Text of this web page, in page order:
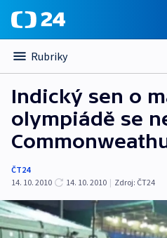
Rubriky
Indický sen o
olympiádě se
ČT24
14. 10. 2010
14. 10. 2010 | Zdroj: ČT24